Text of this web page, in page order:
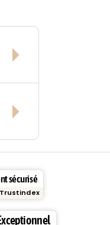
sécurisé
Trustindex